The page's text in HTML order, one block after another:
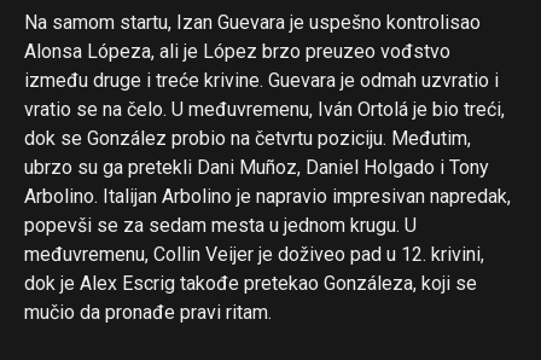
Na samom startu, Izan Guevara je uspešno kontrolisao
Alonsa Lópeza, ali je López brzo preuzeo vođstvo
između druge i treće krivine. Guevara je odmah uzvratio i
vratio se na čelo. U međuvremenu, Iván Ortolá je bio treći,
dok se González probio na četvrtu poziciju. Međutim,
ubrzo su ga pretekli Dani Muñoz, Daniel Holgado i Tony
Arbolino. Italijan Arbolino je napravio impresivan napredak,
popevši se za sedam mesta u jednom krugu. U
međuvremenu, Collin Veijer je doživeo pad u 12. krivini,
dok je Alex Escrig takođe pretekao Gonzáleza, koji se
mučio da pronađe pravi ritam.